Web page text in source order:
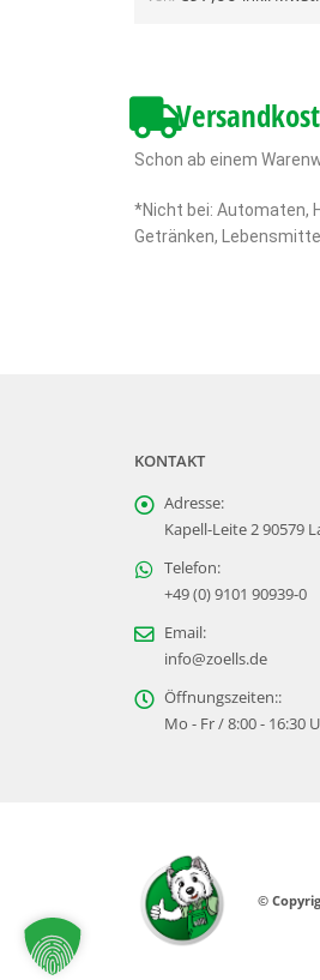
Schon ab einem
*Nicht bei: Automaten,
Getränken,
KONTAKT
Adresse:
Kapell-Leite 2 90579
Telefon:
+49 (0) 9101 90939-0
Email:
info@zoells.de
Öffnungszeiten::
Mo - Fr / 8:00 - 16:30
©